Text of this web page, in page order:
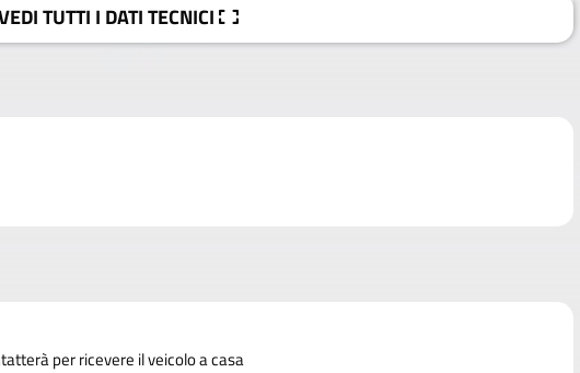
TUTTI I DATITECNICI
per ricevere il veicolo a casa